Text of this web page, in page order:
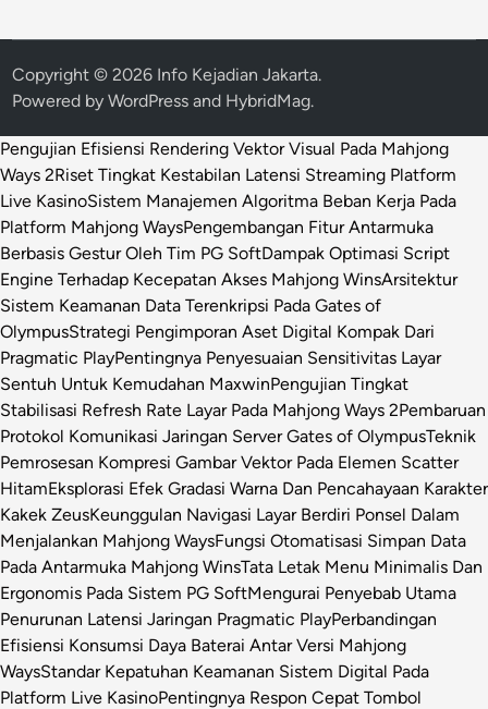
Copyright © 2026 Info Kejadian Jakarta.
Powered byWordPress and HybridMag.
Pengujian Efisiensi Rendering Vektor Visual Pada Mahjong
Ways 2Riset Tingkat Kestabilan Latensi Streaming Platform
Live KasinoSistem Manajemen Algoritma Beban Kerja Pada
Platform Mahjong WaysPengembangan Fitur Antarmuka
Berbasis Gestur Oleh Tim PG SoftDampak Optimasi Script
Engine Terhadap Kecepatan Akses Mahjong WinsArsitektur
Sistem Keamanan Data Terenkripsi Pada Gates of
OlympusStrategi Pengimporan Aset Digital Kompak Dari
Pragmatic PlayPentingnya Penyesuaian Sensitivitas Layar
Sentuh Untuk Kemudahan MaxwinPengujian Tingkat
Stabilisasi Refresh Rate Layar Pada Mahjong Ways 2Pembaruan
Protokol Komunikasi Jaringan Server Gates of OlympusTeknik
Pemrosesan Kompresi Gambar Vektor Pada Elemen Scatter
HitamEksplorasi Efek Gradasi Warna Dan Pencahayaan Karakter
Kakek ZeusKeunggulan Navigasi Layar Berdiri Ponsel Dalam
Menjalankan Mahjong WaysFungsi Otomatisasi Simpan Data
Pada Antarmuka Mahjong WinsTata Letak Menu Minimalis Dan
Ergonomis Pada Sistem PG SoftMengurai Penyebab Utama
Penurunan Latensi Jaringan Pragmatic PlayPerbandingan
Efisiensi Konsumsi Daya Baterai Antar Versi Mahjong
WaysStandar Kepatuhan Keamanan Sistem Digital Pada
Platform Live KasinoPentingnya Respon Cepat Tombol